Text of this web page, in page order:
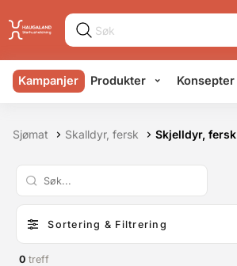
Kampanjer Produkter Konsepter
Sjømat Skalldyr, fersk Skjelldyr, fersk
Sortering & Filtrering
0 treff